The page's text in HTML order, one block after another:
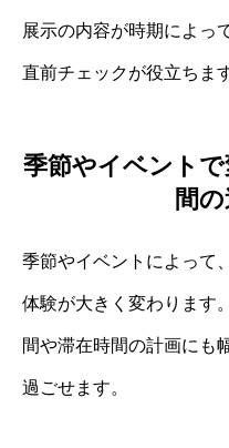
展示の内容が時期によっ
直前チェックが役立ちます
季節やイベント
間
季節やイベントによって
体験が大きく変わります
間や滞在時間の計画にも
過ごせます。